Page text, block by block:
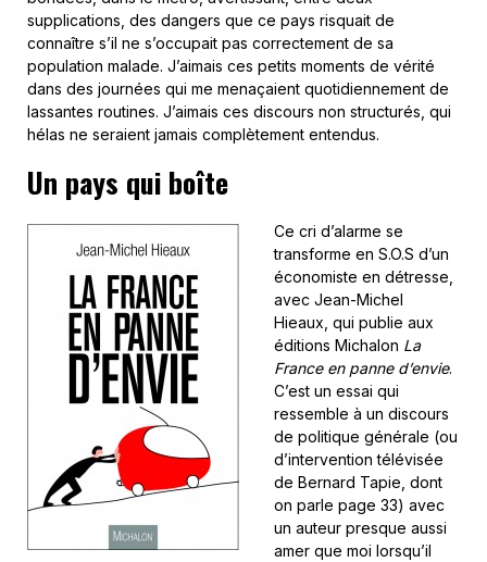
supplications, des dangers que ce pays risquait de
connaître s’il ne s’occupait pas correctement de sa
population malade. J’aimais ces petits moments de vérité
dans des journées qui me menaçaient quotidiennement de
lassantes routines. J’aimais ces discours non structurés, qui
hélas ne seraient jamais complètement entendus.
Un pays qui boîte
Ce cri d’alarme se
transforme en S.O.S d’un
économiste en détresse,
avec Jean-Michel
Hieaux, qui publie aux
éditions Michalon La
France en panne d’envie.
C’est un essai qui
ressemble à un discours
de politique générale (ou
d’intervention télévisée
de Bernard Tapie, dont
on parle page 33) avec
un auteur presque aussi
amer que moi lorsqu’il